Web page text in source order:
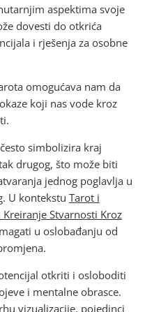
aspektima svoje
dovesti do otkrića
i rješenja za osobne
omogućava nam da
koji nas vode kroz
simbolizira kraj
drugog, što može biti
jednog poglavlja u
U kontekstu Tarot i
Stvarnosti Kroz
u oslobađanju od
otkriti i osloboditi
i mentalne obrasce.
vizualizacije, pojedinci